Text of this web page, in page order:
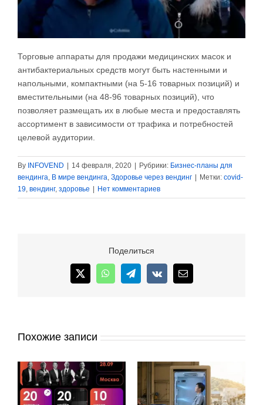
Торговые аппараты для продажи медицинских масок и
антибактериальных средств могут быть настенными и
напольными, компактными (на 5-16 товарных позиций) и
вместительными (на 48-96 товарных позиций), что
позволяет размещать их в любые места и предоставлять
ассортимент в зависимости от трафика и потребностей
целевой аудитории.
By INFOVEND | 14 февраля, 2020 | Рубрики: Бизнес-планы для
вендинга, В мире вендинга, Здоровье через вендинг | Метки: covid-
19, вендинг, здоровье | Нет комментариев
Поделиться
X WhatsAppTelegram
Vk Email
Похожие записи